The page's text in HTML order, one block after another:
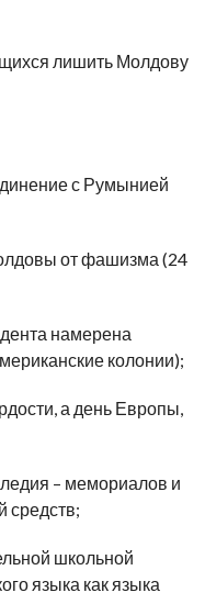
лишить Молдову
с Румынией
от фашизма (24
намерена
колонии);
а день Европы,
– мемориалов и
средств;
школьной
языка как языка